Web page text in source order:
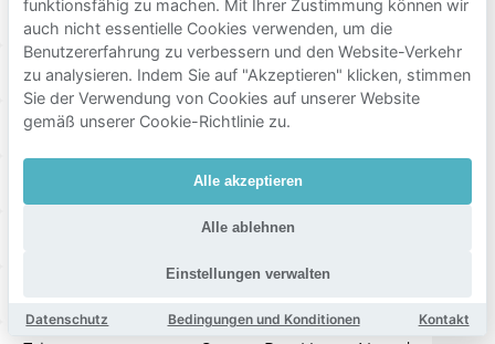
Binnenstad Oosterparkwijk Korrewegwijk
Zeeheldenbuurt Rivierenbuurt Kostverloren
Laanhuizen Grunobuurt
Peizerweg
Damsterbuurt
funktionsfähig zu machen. Mit Ihrer Zustimmung können wir
auch nicht essentielle Cookies verwenden, um die
Benutzererfahrung zu verbessern und den Website-Verkehr
zu analysieren. Indem Sie auf "Akzeptieren" klicken, stimmen
Sie der Verwendung von Cookies auf unserer Website
gemäß unserer Cookie-Richtlinie zu.
Alle akzeptieren
Alle ablehnen
Einstellungen verwalten
Datenschutz Bedingungen und Konditionen Kontakt